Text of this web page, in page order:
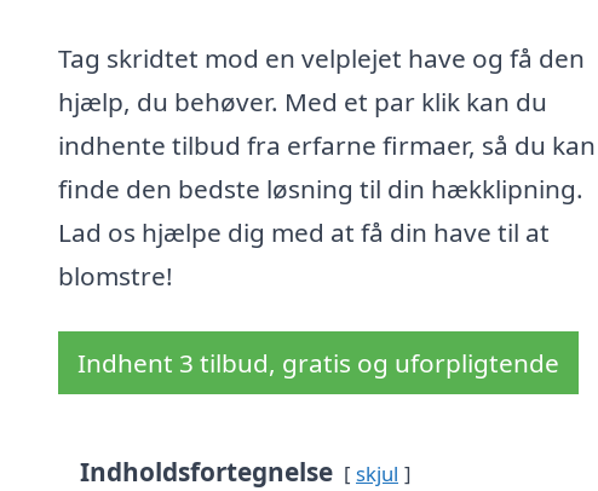
Tag skridtet mod en velplejet have og få den
hjælp, du behøver. Med et par klik kan du
indhente tilbud fra erfarne firmaer, så du kan
finde den bedste løsning til din hækklipning.
Lad os hjælpe dig med at få din have til at
blomstre!
Indhent 3 tilbud, gratis og uforpligtende
Indholdsfortegnelse skjul